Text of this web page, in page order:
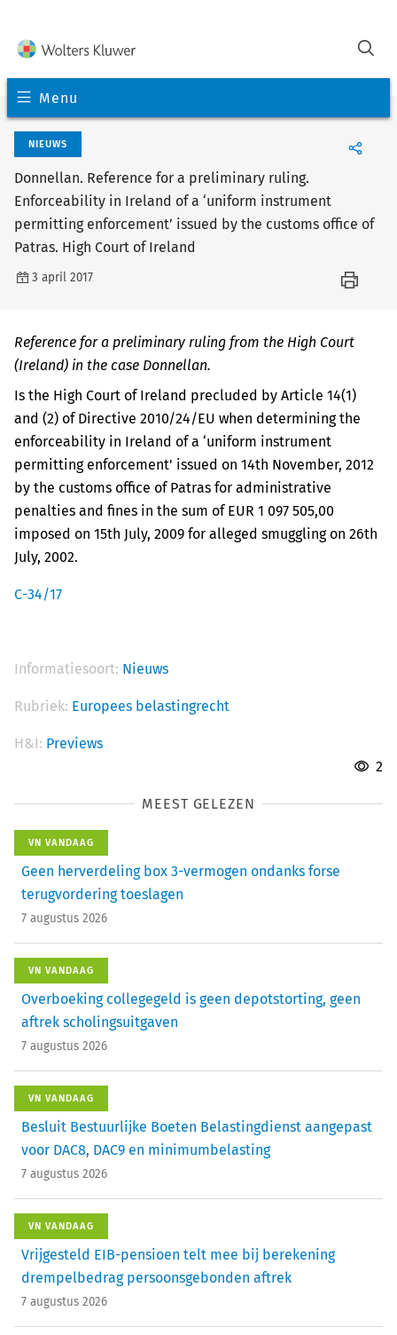
Menu
NIEUWS
Donnellan. Reference for a preliminary ruling.
Enforceability in Ireland of a ‘uniform instrument
permitting enforcement’ issued by the customs office of
Patras. High Court of Ireland
3 april 2017
Reference for a preliminary ruling from the High Court
(Ireland) in the case Donnellan.
Is the High Court of Ireland precluded by Article 14(1)
and (2) of Directive 2010/24/EU when determining the
enforceability in Ireland of a ‘uniform instrument
permitting enforcement' issued on 14th November, 2012
by the customs office of Patras for administrative
penalties and fines in the sum of EUR 1 097 505,00
imposed on 15th July, 2009 for alleged smuggling on 26th
July, 2002.
C-34/17
Informatiesoort: Nieuws
Rubriek: Europees belastingrecht
H&I: Previews
2
MEEST GELEZEN
VN VANDAAG
Geen herverdeling box 3-vermogen ondanks forse
terugvordering toeslagen
7 augustus 2026
VN VANDAAG
Overboeking collegegeld is geen depotstorting, geen
aftrek scholingsuitgaven
7 augustus 2026
VN VANDAAG
Besluit Bestuurlijke Boeten Belastingdienst aangepast
voor DAC8, DAC9 en minimumbelasting
7 augustus 2026
VN VANDAAG
Vrijgesteld EIB-pensioen telt mee bij berekening
drempelbedrag persoonsgebonden aftrek
7 augustus 2026